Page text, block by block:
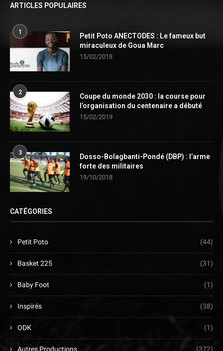
ARTICLES POPULAIRES
1
Petit Poto ANECTODES : Le fameux but
miraculeux de Goua Marc
15/02/2018
2
Coupe du monde 2030 : la course pour
l’organisation du centenaire a débuté
15/02/2019
3
Dosso-Bolagbanti-Pondé (DBP) : l’arme
forte des militaires
19/10/2018
CATÉGORIES
Petit Poto (44)
Basket 225 (31)
Baby Foot (1)
Inspirés (38)
ODK (1)
Autres Productions (372)